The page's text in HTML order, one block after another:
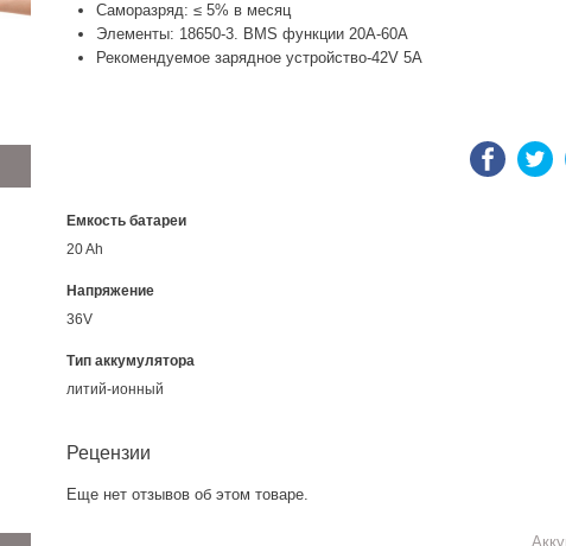
Саморазряд: ≤ 5% в месяц
Элементы: 18650-3. BMS функции 20A-60A
Рекомендуемое зарядное устройство-42V 5A
Емкость батареи
20 Ah
Напряжение
36V
Тип аккумулятора
литий-ионный
Рецензии
Еще нет отзывов об этом товаре.